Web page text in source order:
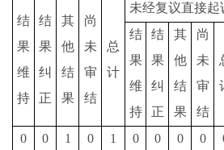
结
果
维
持
结
果
纠
正
其
他
结
果
尚
未
审
结
总
计
未经复议直接起
结
果
维
持
结
果
纠
正
其
他
结
果
尚
未
审
结
0 0 1 0 1 0 0 0 0